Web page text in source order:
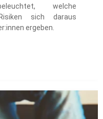
welche
sich daraus
ergeben.